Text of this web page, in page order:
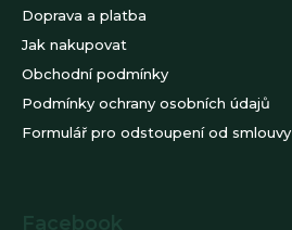
Doprava a platba
Jak nakupovat
Obchodní podmínky
Podmínky ochrany osobních údajů
Formulář pro odstoupení od smlouvy
Facebook